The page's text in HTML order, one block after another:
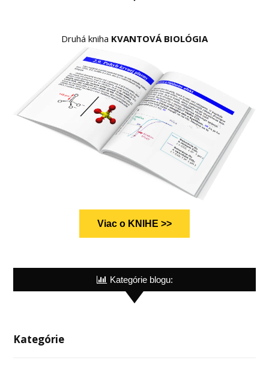
Druhá kniha KVANTOVÁ BIOLÓGIA
Viac o KNIHE >>
Kategórie blogu:
Kategórie